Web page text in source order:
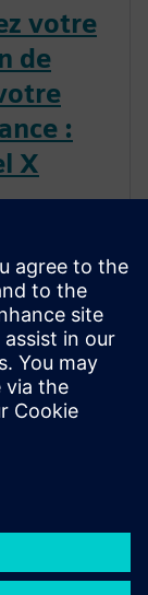
votre
de
:
X
de
peut